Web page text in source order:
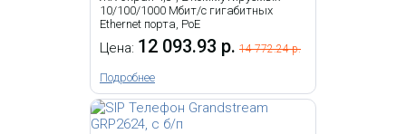
7 283.55 р.
КУПИТЬ
свободно программируемых
светодиодных функциональных
клавиш. D713 оснащен
гигабитным коммутатором с
10/100/1000 Мбит/с гигабитных
Ethernet порта, PoE
Цена: 12 093.93 р. 14 772.24 р.
Подробнее